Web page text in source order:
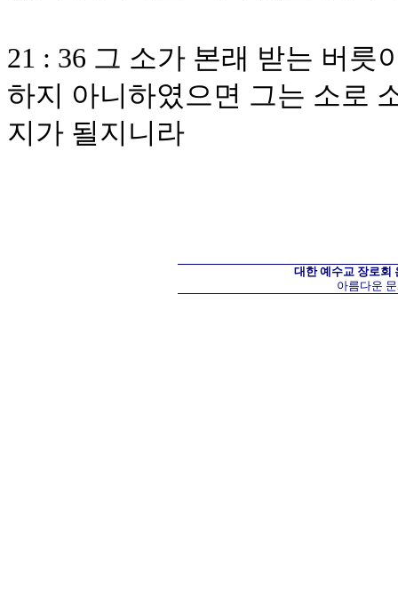
21 : 36 그 소가 본래 받는 버릇
하지 아니하였으면 그는 소로
지가 될지니라
대한 예수교 장로회
아름다운